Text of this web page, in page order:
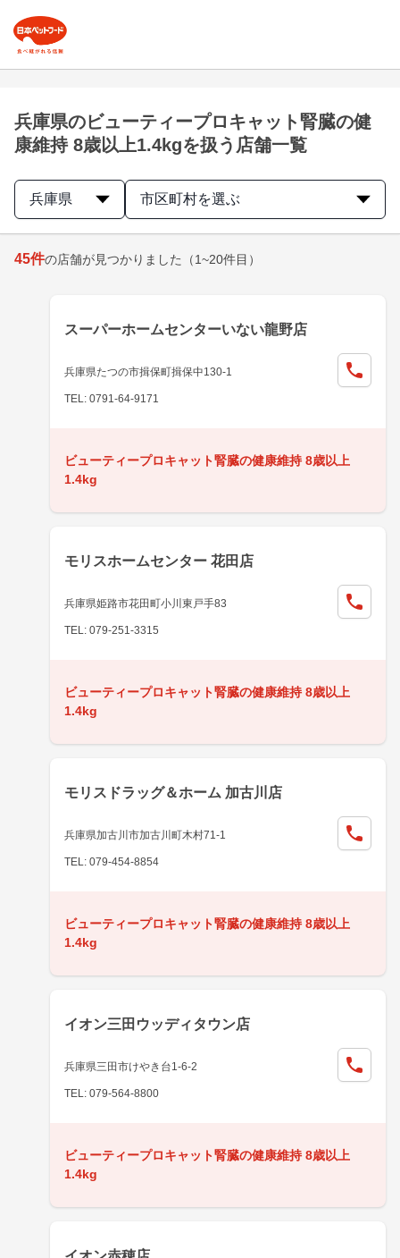
兵庫県のビューティープロキャット腎臓の健
康維持 8歳以上1.4kgを扱う店舗一覧
兵庫県 市区町村を選ぶ
45件の店舗が見つかりました （1~20件目）
スーパーホームセンターいない龍野店
兵庫県たつの市揖保町揖保中130-1
TEL: 0791-64-9171
ビューティープロキャット腎臓の健康維持 8歳以上
1.4kg
モリスホームセンター 花田店
兵庫県姫路市花田町小川東戸手83
TEL: 079-251-3315
ビューティープロキャット腎臓の健康維持 8歳以上
1.4kg
モリスドラッグ＆ホーム 加古川店
兵庫県加古川市加古川町木村71-1
TEL: 079-454-8854
ビューティープロキャット腎臓の健康維持 8歳以上
1.4kg
イオン三田ウッディタウン店
兵庫県三田市けやき台1-6-2
TEL: 079-564-8800
ビューティープロキャット腎臓の健康維持 8歳以上
1.4kg